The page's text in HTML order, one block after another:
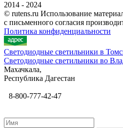
2014 - 2024
© rutens.ru Использование
с письменного согласия
Политика конфиденциальности
Светодиодные светильники в
Светодиодные светильники во
Махачкала,
Республика Дагестан
8-800-777-42-47